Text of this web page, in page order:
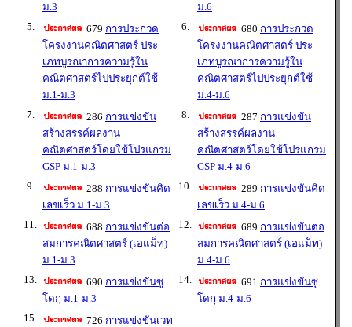
ม.3
ม.6
5.
679 การประกวด
โครงงานคณิตศาสตร์ ประ
เภทบูรณาการความรู้ใน
คณิตศาสตร์ไปประยุกต์ใช้
ม.1-ม.3
6. 680 การประกวด
โครงงานคณิตศาสตร์ ประ
เภทบูรณาการความรู้ใน
คณิตศาสตร์ไปประยุกต์ใช้
ม.4-ม.6
7.
286 การแข่งขัน
สร้างสรรค์ผลงาน
คณิตศาสตร์โดยใช้โปรแกรม
GSP ม.1-ม.3
8. 287 การแข่งขัน
สร้างสรรค์ผลงาน
คณิตศาสตร์โดยใช้โปรแกรม
GSP ม.4-ม.6
9.
288 การแข่งขันคิด
เลขเร็ว ม.1-ม.3
10. 289 การแข่งขันคิด
เลขเร็ว ม.4-ม.6
11.
688 การแข่งขันต่อ
สมการคณิตศาสตร์ (เอแม็ท)
ม.1-ม.3
12. 689 การแข่งขันต่อ
สมการคณิตศาสตร์ (เอแม็ท)
ม.4-ม.6
13.
690 การแข่งขันซู
โดกุ ม.1-ม.3
14. 691 การแข่งขันซู
โดกุ ม.4-ม.6
15.
726 การแข่งขันเวท